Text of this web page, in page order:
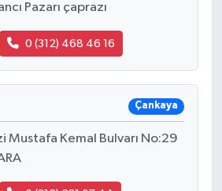
Pazarı çaprazı
0 (312) 468 46 16
Çankaya
Mustafa Kemal Bulvarı No:29